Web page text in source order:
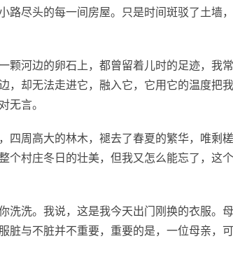
路尽头的每一间房屋。只是时间斑驳了土墙
颗河边的卵石上，都曾留着儿时的足迹，我
却无法走进它，融入它，它用它的温度把我
无言。
四周高大的林木，褪去了春夏的繁华，唯剩
个村庄冬日的壮美，但我又怎么能忘了，这
洗。我说，这是我今天出门刚换的衣服。母
脏与不脏并不重要，重要的是，一位母亲，